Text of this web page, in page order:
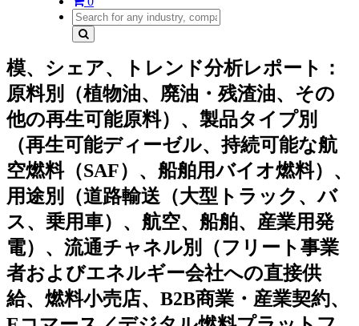
模、シェア、トレンド分析レポート：
原料別（植物油、廃油・残渣油、その
他の再生可能原料）、製品タイプ別
（再生可能ディーゼル、持続可能な航
空燃料（SAF）、船舶用バイオ燃料）、
用途別（道路輸送（大型トラック、バ
ス、乗用車）、航空、船舶、産業用発
電）、流通チャネル別（フリート事業
者およびエネルギー会社への直接供
給、燃料小売店、B2B商業・産業契約、